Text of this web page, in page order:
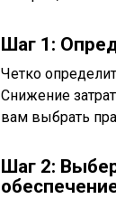
Шаг 1:
Четко
Снижение
вам выбрать
Шаг 2: